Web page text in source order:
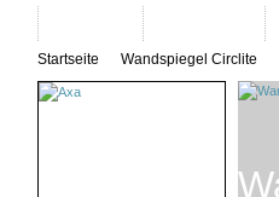
Startseite Wandspiegel Circlite